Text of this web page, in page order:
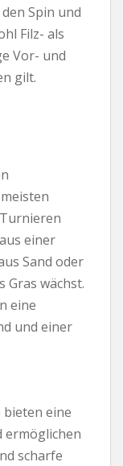
Spin und
Filz- als
Vor- und
gilt.
einer
Sand oder
Gras wächst.
eine
und einer
bieten eine
scharfe